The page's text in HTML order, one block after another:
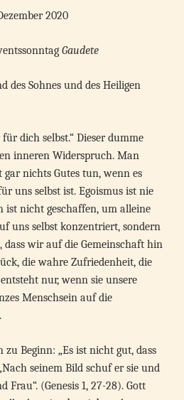
2020
Gaudete
des Sohnes und des Heiligen
dich selbst.“ Dieser dumme
inneren Widerspruch. Man
nichts Gutes tun, wenn es
uns selbst ist. Egoismus ist nie
ist nicht geschaffen, um alleine
uns selbst konzentriert, sondern
dass wir auf die Gemeinschaft hin
die wahre Zufriedenheit, die
nur, wenn sie unsere
Menschsein auf die
zu Beginn: „Es ist nicht gut, dass
seinem Bild schuf er sie und
Frau“. (Genesis 1, 27-28). Gott